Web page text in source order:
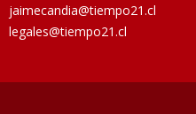
jaimecandia@tiempo21.cl
legales@tiempo21.cl